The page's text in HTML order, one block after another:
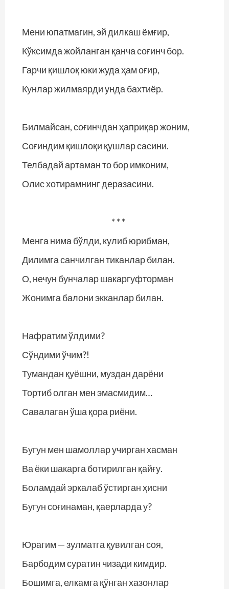
Мени юпатмагин, эй дилкаш ёмғир,
Кўксимда жойланган қанча соғинч бор.
Гарчи қишлоқ юки жуда ҳам оғир,
Кунлар жилмаярди унда бахтиёр.
Билмайсан, соғинчдан ҳаприқар жоним,
Соғиндим қишлоқи қушлар сасини.
Телбадай артаман то бор имконим,
Олис хотирамнинг деразасини.
* * *
Менга нима бўлди, кулиб юрибман,
Дилимга санчилган тиканлар билан.
О, нечун бунчалар шакаргуфторман
Жонимга балони экканлар билан.
Нафратим ўлдими?
Сўндими ўчим?!
Тумандан қуёшни, муздан дарёни
Тортиб олган мен эмасмидим…
Савалаган ўша қора риёни.
Бугун мен шамоллар учирган хасман
Ва ёки шакарга ботирилган қайғу.
Боламдай эркалаб ўстирган ҳисни
Бугун соғинаман, қаерларда у?
Юрагим — зулматга қувилган соя,
Барбодим суратин чизади кимдир.
Бошимга, елкамга қўнган хазонлар